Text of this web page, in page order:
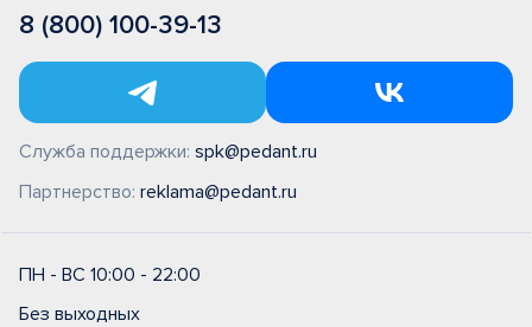
8 (800) 100-39-13
Служба поддержки: spk@pedant.ru
Партнерство: reklama@pedant.ru
ПН - ВС 10:00 - 22:00
Без выходных